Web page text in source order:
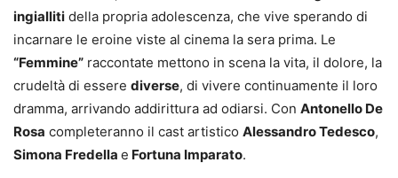
ingialliti della propria adolescenza, che vive sperando di
incarnare le eroine viste al cinema la sera prima. Le
“Femmine” raccontate mettono in scena la vita, il dolore, la
crudeltà di essere diverse, di vivere continuamente il loro
dramma, arrivando addirittura ad odiarsi. Con Antonello De
Rosa completeranno il cast artistico Alessandro Tedesco,
Simona Fredella e Fortuna Imparato.